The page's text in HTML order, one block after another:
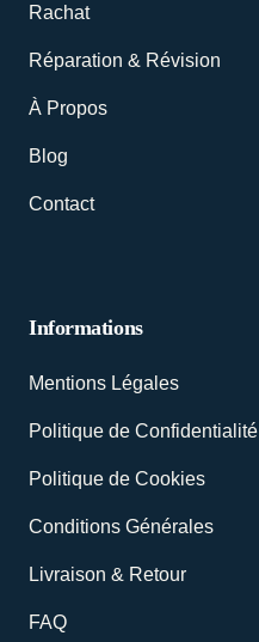
Rachat
Réparation & Révision
À Propos
Blog
Contact
Informations
Mentions Légales
Politique de Confidentialité
Politique de Cookies
Conditions Générales
Livraison & Retour
FAQ